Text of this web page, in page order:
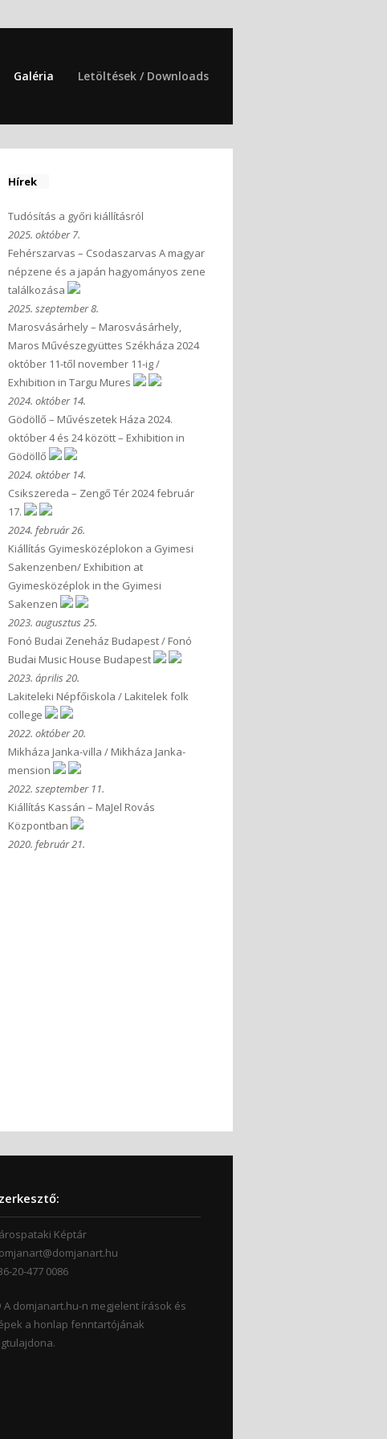
Galéria Letöltések / Downloads
Hírek
Tudósítás a győri kiállításról
2025. október 7.
Fehérszarvas – Csodaszarvas A magyar
népzene és a japán hagyományos zene
találkozása
2025. szeptember 8.
Marosvásárhely – Marosvásárhely,
Maros Művészegyüttes Székháza 2024
október 11-től november 11-ig /
Exhibition in Targu Mures
2024. október 14.
Gödöllő – Művészetek Háza 2024.
október 4 és 24 között – Exhibition in
Gödöllő
2024. október 14.
Csikszereda – Zengő Tér 2024 február
17.
2024. február 26.
Kiállítás Gyimesközéplokon a Gyimesi
Sakenzenben/ Exhibition at
Gyimesközéplok in the Gyimesi
Sakenzen
2023. augusztus 25.
Fonó Budai Zeneház Budapest / Fonó
Budai Music House Budapest
2023. április 20.
Lakiteleki Népfőiskola / Lakitelek folk
college
2022. október 20.
Mikháza Janka-villa / Mikháza Janka-
mension
2022. szeptember 11.
Kiállítás Kassán – MaJel Rovás
Központban
2020. február 21.
Képtár
20-477 0086
domjanart.hu-n megjelent írások és
a honlap fenntartójának